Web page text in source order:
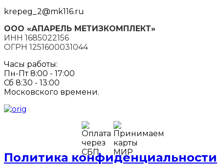
krepeg_2@mk116.ru
ООО «АПАРЕЛЬ МЕТИЗКОМПЛЕКТ»
ИНН 1685022156
ОГРН 1251600031044
Часы работы:
Пн-Пт 8:00 - 17:00
Сб 8:30 - 13:00
Московского времени.
Политика конфиденциальности